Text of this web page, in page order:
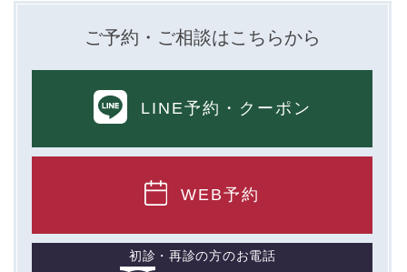
ご予約・ご相談はこちらから
LINE予約 ・クーポン
WEB予約
初診・再診の方のお電話